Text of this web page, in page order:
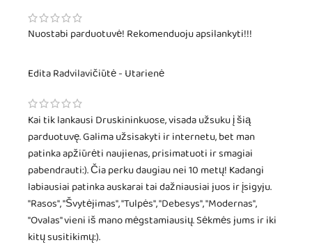
Nuostabi parduotuvė! Rekomenduoju apsilankyti!!!
Edita Radvilavičiūtė - Utarienė
Kai tik lankausi Druskininkuose, visada užsuku į šią
parduotuvę. Galima užsisakyti ir internetu, bet man
patinka apžiūrėti naujienas, prisimatuoti ir smagiai
pabendrauti:). Čia perku daugiau nei 10 metų! Kadangi
labiausiai patinka auskarai tai dažniausiai juos ir įsigyju.
"Rasos", "Švytėjimas", "Tulpės", "Debesys", "Modernas",
"Ovalas" vieni iš mano mėgstamiausių. Sėkmės jums ir iki
kitų susitikimų:).